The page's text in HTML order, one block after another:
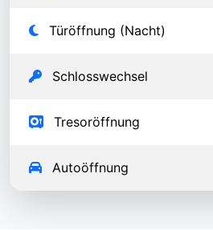
Türöffnung (Nacht)
Schlosswechsel
Tresoröffnung
Autoöffnung